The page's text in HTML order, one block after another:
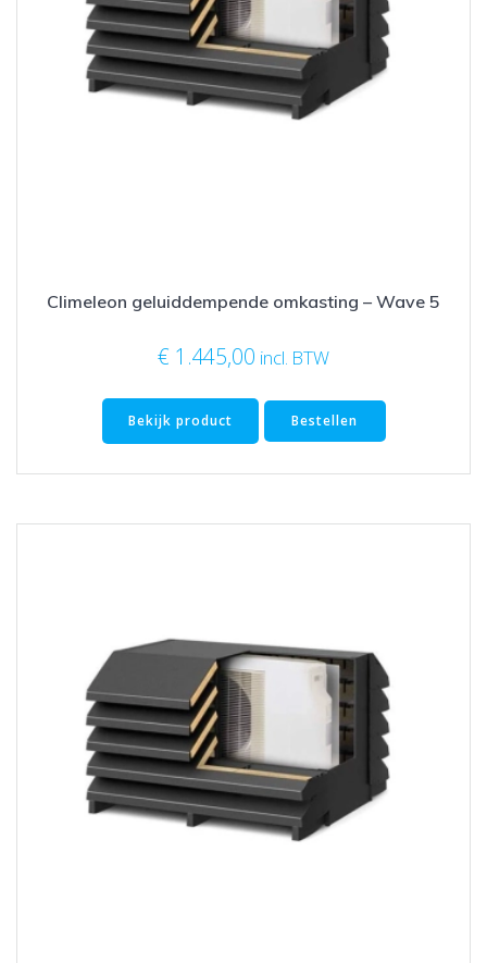
Climeleon geluiddempende omkasting – Wave 5
€ 1.445,00 incl. BTW
Bekijk product Bestellen